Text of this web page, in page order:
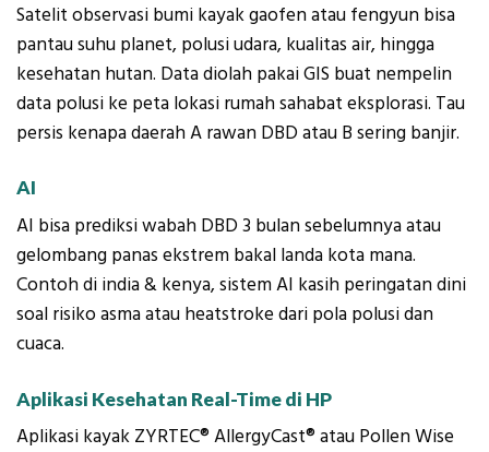
Satelit observasi bumi kayak gaofen atau fengyun bisa
pantau suhu planet, polusi udara, kualitas air, hingga
kesehatan hutan. Data diolah pakai GIS buat nempelin
data polusi ke peta lokasi rumah sahabat eksplorasi. Tau
persis kenapa daerah A rawan DBD atau B sering banjir.
AI
AI bisa prediksi wabah DBD 3 bulan sebelumnya atau
gelombang panas ekstrem bakal landa kota mana.
Contoh di india & kenya, sistem AI kasih peringatan dini
soal risiko asma atau heatstroke dari pola polusi dan
cuaca.
Aplikasi Kesehatan Real-Time di HP
Aplikasi kayak ZYRTEC® AllergyCast® atau Pollen Wise